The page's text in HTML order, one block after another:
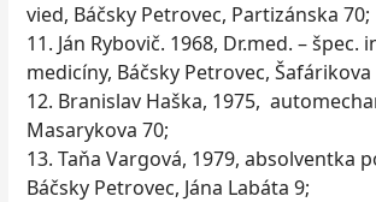
vied, Báčsky Petrovec, Partizánska 70;
11. Ján Rybovič. 1968, Dr.med. – špec.
medicíny, Báčsky Petrovec, Šafárikova
12. Branislav Haška, 1975,
Masarykova 70;
13. Taňa Vargová, 1979, absolventka
Báčsky Petrovec, Jána Labáta 9;